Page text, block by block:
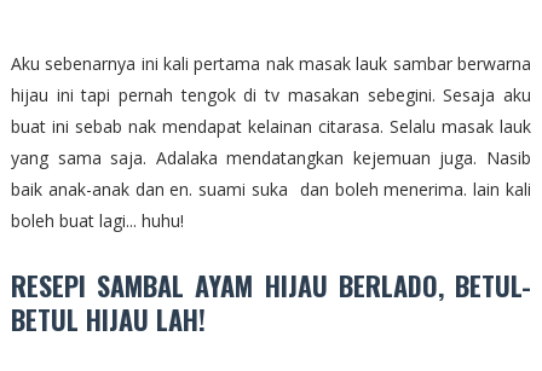
Aku sebenarnya ini kali pertama nak masak lauk sambar berwarna
hijau ini tapi pernah tengok di tv masakan sebegini. Sesaja aku
buat ini sebab nak mendapat kelainan citarasa. Selalu masak lauk
yang sama saja. Adalaka mendatangkan kejemuan juga. Nasib
baik anak-anak dan en. suami suka dan boleh menerima. lain kali
boleh buat lagi... huhu!
RESEPI SAMBAL AYAM HIJAU BERLADO, BETUL-
BETUL HIJAU LAH!